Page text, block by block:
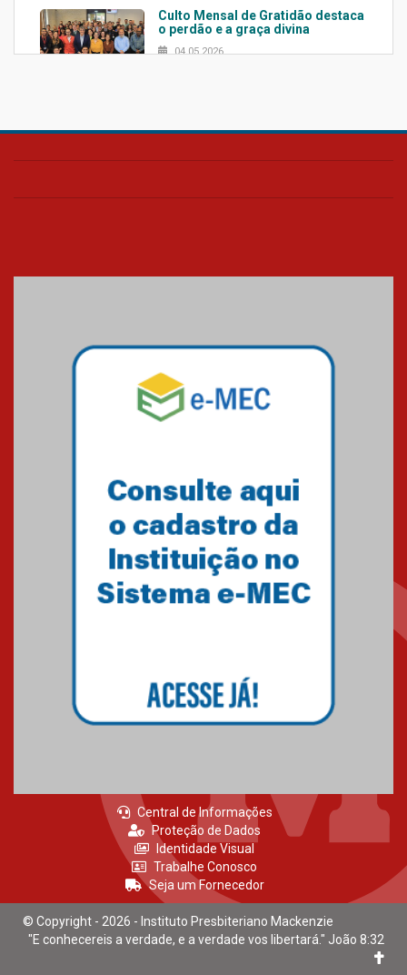
Culto Mensal de Gratidão destaca
o perdão e a graça divina
04.05.2026
Confira como foi o culto mensal
Mackenzie mobiliza campanha
solidária para apoiar famílias em
Minas Gerais
Primeiro culto do ano ressalta o
27.02.2026
Central de Informações
Proteção de Dados
Identidade Visual
Trabalhe Conosco
Seja um Fornecedor
© Copyright - 2026 - Instituto Presbiteriano Mackenzie
"E conhecereis a verdade, e a verdade vos libertará." João 8:32